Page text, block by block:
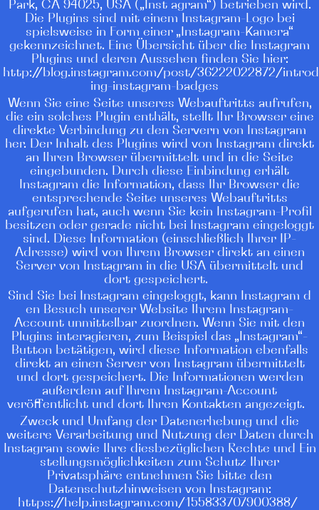
Park, CA 94025, USA („Inst agram“) betrieben wird.
Die Plugins sind mit einem Instagram-Logo bei
spielsweise in Form einer „Instagram-Kamera“
gekennzeichnet. Eine Übersicht über die Instagram
Plugins und deren Aussehen finden Sie hier:
http://blog.instagram.com/post/36222022872/
ing-instagram-badges
Wenn Sie eine Seite unseres Webauftritts aufrufen,
die ein solches Plugin enthält, stellt Ihr Browser eine
direkte Verbindung zu den Servern von Instagram
her. Der Inhalt des Plugins wird von Instagram direkt
an Ihren Browser übermittelt und in die Seite
eingebunden. Durch diese Einbindung erhält
Instagram die Information, dass Ihr Browser die
entsprechende Seite unseres Webauftritts
aufgerufen hat, auch wenn Sie kein Instagram-Profil
besitzen oder gerade nicht bei Instagram eingeloggt
sind. Diese Information (einschließlich Ihrer IP-
Adresse) wird von Ihrem Browser direkt an einen
Server von Instagram in die USA übermittelt und
dort gespeichert.
Sind Sie bei Instagram eingeloggt, kann Instagram d
en Besuch unserer Website Ihrem Instagram-
Account unmittelbar zuordnen. Wenn Sie mit den
Plugins interagieren, zum Beispiel das „Instagram“-
Button betätigen, wird diese Information ebenfalls
direkt an einen Server von Instagram übermittelt
und dort gespeichert. Die Informationen werden
außerdem auf Ihrem Instagram-Account
veröffentlicht und dort Ihren Kontakten angezeigt.
Zweck und Umfang der Datenerhebung und die
weitere Verarbeitung und Nutzung der Daten durch
Instagram sowie Ihre diesbezüglichen Rechte und Ein
stellungsmöglichkeiten zum Schutz Ihrer
Privatsphäre entnehmen Sie bitte den
Datenschutzhinweisen von Instagram:
https://help.instagram.com/155833707900388/